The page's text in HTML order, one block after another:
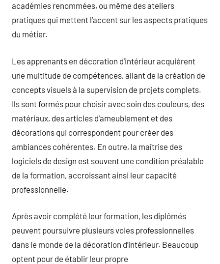
académies renommées, ou même des ateliers
pratiques qui mettent l’accent sur les aspects pratiques
du métier.
Les apprenants en décoration d’intérieur acquièrent
une multitude de compétences, allant de la création de
concepts visuels à la supervision de projets complets.
Ils sont formés pour choisir avec soin des couleurs, des
matériaux, des articles d’ameublement et des
décorations qui correspondent pour créer des
ambiances cohérentes. En outre, la maîtrise des
logiciels de design est souvent une condition préalable
de la formation, accroissant ainsi leur capacité
professionnelle.
Après avoir complété leur formation, les diplômés
peuvent poursuivre plusieurs voies professionnelles
dans le monde de la décoration d’intérieur. Beaucoup
optent pour de établir leur propre